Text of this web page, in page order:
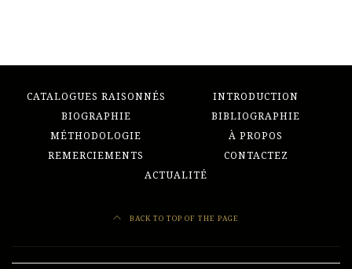
CATALOGUES RAISONNÉS
INTRODUCTION
BIOGRAPHIE
BIBLIOGRAPHIE
MÉTHODOLOGIE
À PROPOS
REMERCIEMENTS
CONTACTEZ
ACTUALITÉ
BACK TO TOP OF THE PAGE